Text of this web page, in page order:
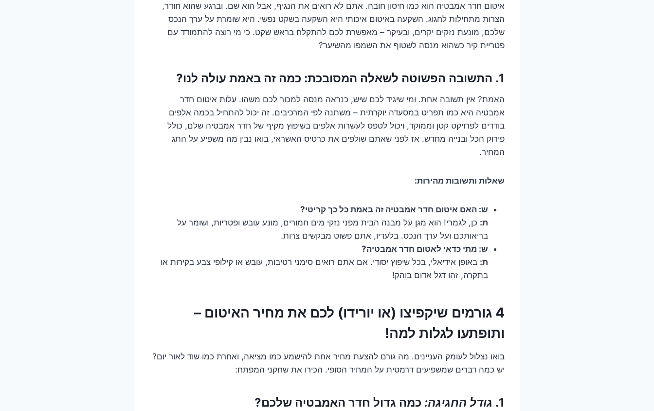
איטום חדר אמבטיה הוא כמו חיסון חובה. אתם לא רואים את הנגיף, אבל הוא שם. וברגע שהוא חודר,
הצרות מתחילות לחגוג. השקעה באיטום איכותי היא השקעה בשקט נפשי. היא שומרת על ערך הנכס
שלכם, מונעת נזקים יקרים, ובעיקר – מאפשרת לכם להתקלח בראש שקט. כי מי רוצה להתמודד עם
פטריית קיר כשהוא מנסה לשטוף את השמפו מהשיער?
1. התשובה הפשוטה לשאלה המסובכת: כמה זה באמת עולה לנו?
האמת? אין תשובה אחת. ומי שיגיד לכם שיש, כנראה מנסה למכור לכם משהו. עלות איטום חדר
אמבטיה היא כמו תפריט במסעדה יוקרתית – משתנה לפי המרכיבים. זה יכול להתחיל בכמה אלפים
בודדים לפרויקט קטן וממוקד, ויכול לטפס לעשרות אלפים בשיפוץ מקיף של חדר אמבטיה שלם, כולל
פירוק הכל ובנייה מחדש. אז לפני שאתם שולפים את כרטיס האשראי, בואו נבין מה משפיע על התג
המחיר.
שאלות ותשובות מהירות:
ש: האם איטום חדר אמבטיה זה באמת כל כך קריטי?
ת: כן, לגמרי! הוא מגן על מבנה הבית מפני נזקי מים חמורים, מונע עובש ופטריות, ושומר על
בריאותכם ועל ערך הנכס. בלעדיו, אתם פשוט מבקשים צרות.
ש: מתי כדאי לאטום חדר אמבטיה?
ת: באופן אידיאלי, בכל שיפוץ יסודי. אם אתם רואים סימני רטיבות, עובש או קילופי צבע בקירות או
בתקרה, זהו דגל אדום בוהק!
4 גורמים שיקפיצו (או יורידו) לכם את מחיר האיטום –
ותופתעו לגלות למה!
בואו נצלול לעומק העניינים. מה גורם להצעת מחיר אחת להישמע כמו מציאה, ואחרת כמו שוד לאור יום?
יש כמה דברים שמשפיעים דרמטית על המחיר הסופי. הכירו את שחקני המפתח:
1. גודל החגיגה: כמה גדול חדר האמבטיה שלכם?